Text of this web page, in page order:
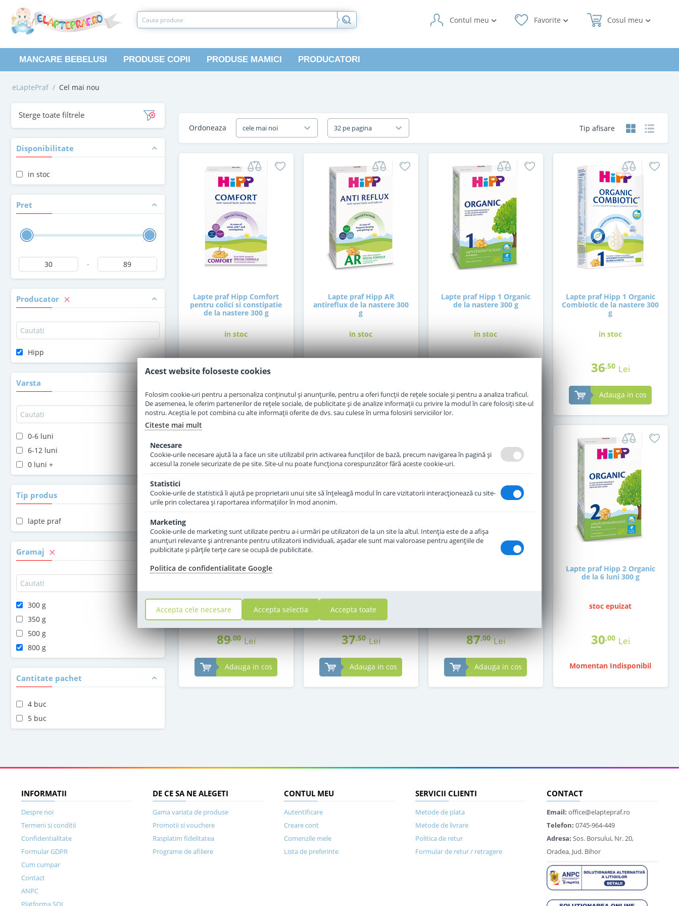
Cosul meu
Favorite
Contul meu
MANCARE BEBELUSI PRODUSE COPII PRODUSE MAMICI PRODUCATORI
eLaptePraf / Cel mai nou
Sterge toate filtrele
Disponibilitate
in stoc
Pret
-
Producator
Hipp
Varsta
0-6 luni
6-12 luni
0 luni +
Tip produs
lapte praf
Gramaj
300 g
350 g
500 g
800 g
Cantitate pachet
4 buc
5 buc
Tip afisare
Ordoneaza cele mai noi 32 pe pagina
Lapte praf Hipp Comfort
pentru colici si constipatie
de la nastere 300 g
in stoc
47 Lei
Adauga in cos
Lapte praf Hipp AR
antireflux de la nastere 300
g
in stoc
Adauga in cos
Lapte praf Hipp 1 Organic
de la nastere 300 g
in stoc
Adauga in cos
Lapte praf Hipp 1 Organic
Combiotic de la nastere 300
g
in stoc
36,50 Lei
Adauga in cos
Lapte praf Hipp 1 Organic
Combiotic de la nastere 800
in stoc
89,00 Lei
Adauga in cos
in stoc
37,50 Lei
Adauga in cos
87,00 Lei
Adauga in cos
Lapte praf Hipp 2 Organic
de la 6 luni 300 g
stoc epuizat
30,00 Lei
Momentan Indisponibil
INFORMATII
Despre noi
Termeni si conditii
Confidentialitate
Formular GDPR
Cum cumpar
Contact
ANPC
Platforma SOL
DE CE SA NE ALEGETI
Gama variata de produse
Promotii si vouchere
Rasplatim fidelitatea
Programe de afiliere
CONTUL MEU
Autentificare
Creare cont
Comenzile mele
Lista de preferinte
SERVICII CLIENTI
Metode de plata
Metode de livrare
Politica de retur
Formular de retur / retragere
CONTACT
Email: office@elaptepraf.ro
Telefon: 0745-964-449
Adresa: Sos. Borsului, Nr. 20,
Oradea, Jud. Bihor
Acest website foloseste cookies
Folosim cookie-uri pentru a personaliza conținutul și anunțurile, pentru a oferi funcții de rețele sociale și pentru a analiza traficul.
De asemenea, le oferim partenerilor de rețele sociale, de publicitate și de analize informații cu privire la modul în care folosiți site-ul
nostru. Aceștia le pot combina cu alte informații oferite de dvs. sau culese în urma folosirii serviciilor lor.
Citeste mai mult
Necesare
Cookie-urile necesare ajută la a face un site utilizabil prin activarea funcţiilor de bază, precum navigarea în pagină şi
accesul la zonele securizate de pe site. Site-ul nu poate funcţiona corespunzător fără aceste cookie-uri.
Statistici
Cookie-urile de statistică îi ajută pe proprietarii unui site să înţeleagă modul în care vizitatorii interacţionează cu site-
urile prin colectarea şi raportarea informaţiilor în mod anonim.
Marketing
Cookie-urile de marketing sunt utilizate pentru a-i urmări pe utilizatori de la un site la altul. Intenţia este de a afişa
anunţuri relevante şi antrenante pentru utilizatorii individuali, aşadar ele sunt mai valoroase pentru agenţiile de
puiblicitate şi părţile terţe care se ocupă de publicitate.
Politica de confidentialitate Google
Accepta cele necesare Accepta selectia Accepta toate